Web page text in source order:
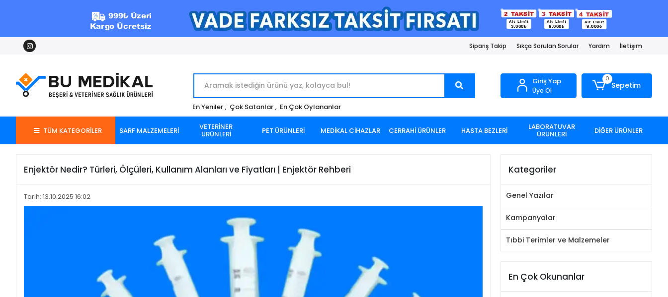
Sipariş Takip Sıkça Sorulan Sorular Yardım İletişim
En Yeniler , Çok Satanlar , En Çok Oylananlar
Giriş Yap
Üye Ol
0
Sepetim
TÜM KATEGORİLER SARF MALZEMELERİ VETERİNER
ÜRÜNLERİ PET ÜRÜNLERİ MEDİKAL CİHAZLAR CERRAHİ ÜRÜNLER HASTA BEZLERİ LABORATUVAR
ÜRÜNLERİ DİĞER ÜRÜNLER
Enjektör Nedir? Türleri, Ölçüleri, Kullanım Alanları ve Fiyatları | Enjektör Rehberi
Tarih: 13.10.2025 16:02
Kategoriler
Genel Yazılar
Kampanyalar
Tıbbi Terimler ve Malzemeler
En Çok Okunanlar